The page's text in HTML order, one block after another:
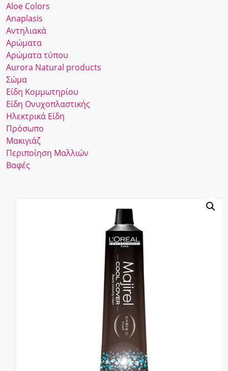
Αloe Colors
Anaplasis
Αντηλιακά
Αρώματα
Αρώματα τύπου
Αurora Νatural products
Σώμα
Είδη Κομμωτηρίου
Είδη Ονυχοπλαστικής
Ηλεκτρικά Είδη
Πρόσωπο
Μακιγιάζ
Περιποίηση Μαλλιών
Βαφές